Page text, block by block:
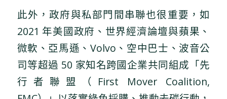
此外，政府與私部門間串聯也很重要，如
2021 年美國政府、世界經濟論壇與蘋果、
微軟、亞馬遜、Volvo、空中巴士、波音公
司等超過 50 家知名跨國企業共同組成「先
行者聯盟（First Mover Coalition,